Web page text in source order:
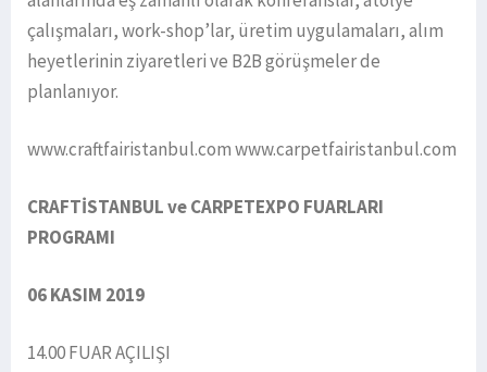
çalışmaları, work-shop’lar, üretim uygulamaları, alım
heyetlerinin ziyaretleri ve B2B görüşmeler de
planlanıyor.
www.craftfairistanbul.com www.carpetfairistanbul.com
CRAFTİSTANBUL ve CARPETEXPO FUARLARI
PROGRAMI
06 KASIM 2019
14.00 FUAR AÇILIŞI